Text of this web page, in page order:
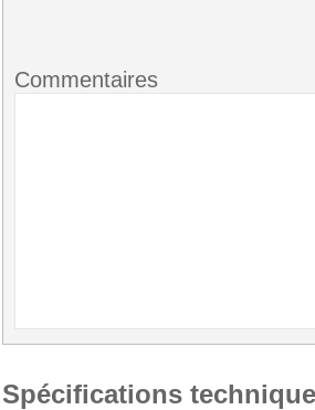
Commentaires
Spécifications